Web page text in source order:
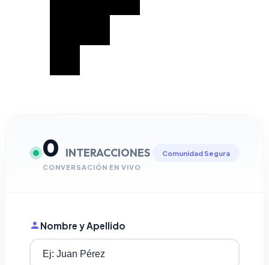
0 INTERACCIONES
CONVERSACIÓN EN VIVO
Comunidad Segura
Nombre y Apellido